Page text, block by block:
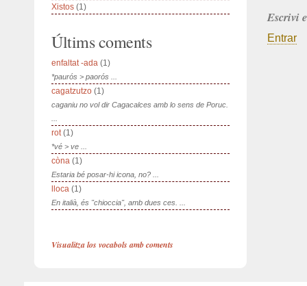
Escrivi
Entrar
Xistos (1)
Últims coments
enfaltat -ada (1)
*paurós > paorós ...
cagatzutzo (1)
caganiu no vol dir Cagacalces amb lo sens de Poruc.
rot(1)
*vé > ve ...
còna (1)
Estaria bé posar-hi icona, no? ...
lloca (1)
En italià, és "chioccia", amb dues ces. ...
Visualitza los vocabols amb coments